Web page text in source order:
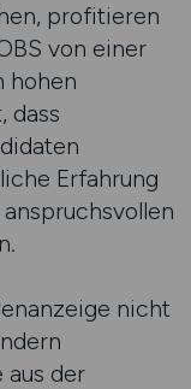
profitieren
von einer
hohen
dass
Erfahrung
nicht
der